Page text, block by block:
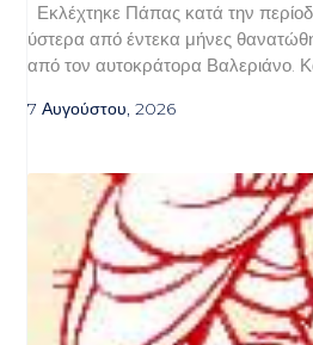
Εκλέχτηκε Πάπας κατά την
ύστερα από έντεκα μήνες
από τον αυτοκράτορα Βαλεριάνο.
7 Αυγούστου, 2026